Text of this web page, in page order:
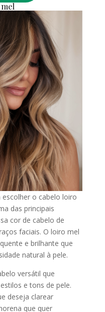
o cabelo loiro
das principais
cor de cabelo de
faciais. O loiro mel
e brilhante que
natural à pele.
versátil que
e tons de pele.
deseja clarear
que quer